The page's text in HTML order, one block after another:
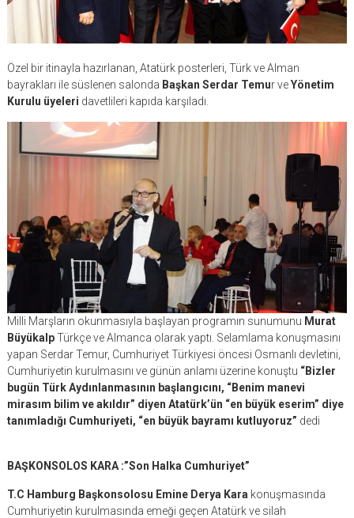
Özel bir itinayla hazırlanan, Atatürk posterleri, Türk ve Alman
bayrakları ile süslenen salonda Başkan Serdar Temur veYönetim
Kurulu üyeleri davetlileri kapıda karşıladı.
Milli Marşların okunmasıyla başlayan programın sunumunu Murat
BüyükalpTürkçe ve Almanca olarak yaptı. Selamlama konuşmasını
yapan Serdar Temur, Cumhuriyet Türkiyesi öncesi Osmanlı devletini,
Cumhuriyetin kurulmasını ve günün anlamı üzerine konuştu “Bizler
bugün Türk Aydınlanmasının başlangıcını, “Benim manevi
mirasım bilim ve akıldır” diyen Atatürk’ün “en büyük eserim” diye
tanımladığı Cumhuriyeti, “en büyük bayramı kutluyoruz” dedi
BAŞKONSOLOS KARA :”Son Halka Cumhuriyet”
T.C Hamburg Başkonsolosu Emine Derya Kara konuşmasında
Cumhuriyetin kurulmasında emeği geçen Atatürk ve silah